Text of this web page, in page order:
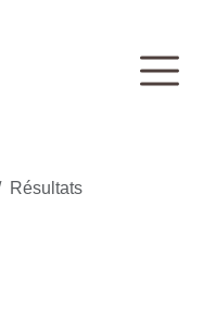
Résultats